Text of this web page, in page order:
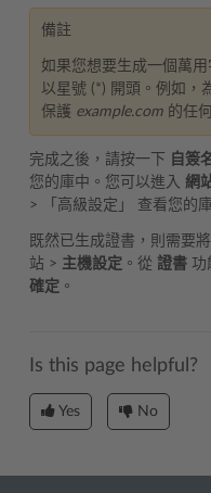
備註
如果您想要生成一個萬
以星號 (*) 開頭。例如，
保護 example.com 的任
完成之後，請按一下 自簽
您的庫中。您可以進入 網
> 「高級設定」 查看您的
既然已生成證書，則需要
站 > 主機設定 。從 證書 功
確定 。
Is this page helpful?
Yes No